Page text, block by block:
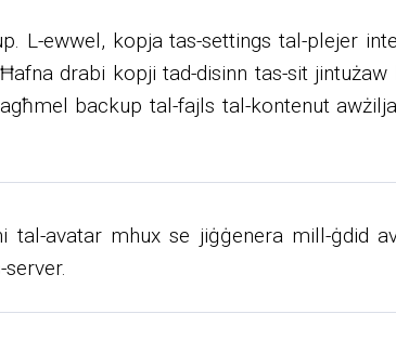
L-ewwel, kopja tas-settings tal-plejer
drabi kopji tad-disinn tas-sit
backup tal-fajls tal-kontenut
tal-avatar mhux se jiġġenera mill-ġdid